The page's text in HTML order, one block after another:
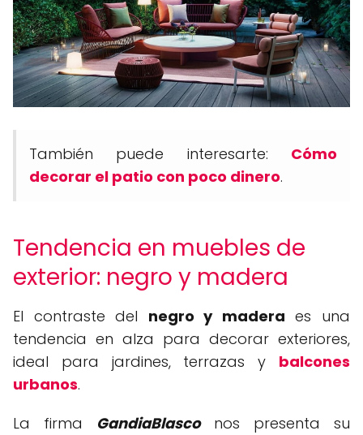
También puede interesarte: Cómo
decorar el patio con poco dinero.
Tendencia en muebles de
exterior: negro y madera
El contraste del negro y madera es una
tendencia en alza para decorar exteriores,
ideal para jardines, terrazas y balcones
urbanos.
La firma GandiaBlasconos presenta su